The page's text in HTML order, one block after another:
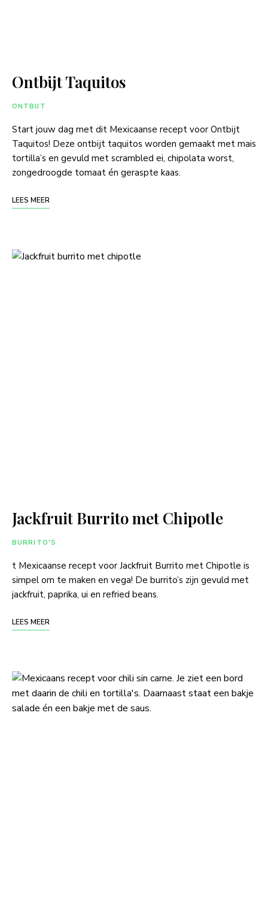
Ontbijt Taquitos
ONTBIJT
Start jouw dag met dit Mexicaanse recept voor Ontbijt
Taquitos! Deze ontbijt taquitos worden gemaakt met mais
tortilla’s en gevuld met scrambled ei, chipolata worst,
zongedroogde tomaat én geraspte kaas.
LEES MEER
Jackfruit Burrito met Chipotle
BURRITO'S
t Mexicaanse recept voor Jackfruit Burrito met Chipotle is
simpel om te maken en vega! De burrito’s zijn gevuld met
jackfruit, paprika, ui en refried beans.
LEES MEER